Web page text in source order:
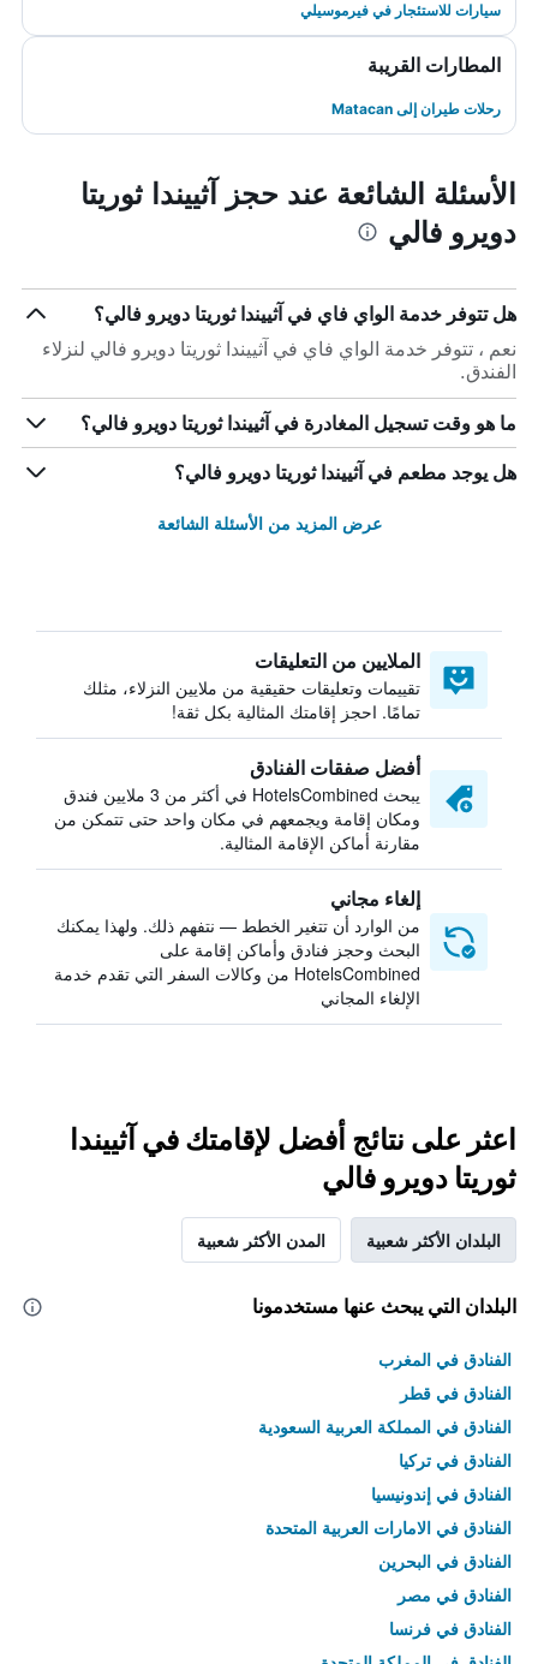
سيارات للاستئجار في فيرموسيلي
المطارات القريبة
رحلات طيران إلى Matacan
الأسئلة الشائعة عند حجز آثييندا ثوريتا
دويرو فالي
هل تتوفر خدمة الواي فاي في آثييندا ثوريتا دويرو فالي؟
نعم ، تتوفر خدمة الواي فاي في آثييندا ثوريتا دويرو فالي لنزلاء
الفندق.
ما هو وقت تسجيل المغادرة في آثييندا ثوريتا دويرو فالي؟
هل يوجد مطعم في آثييندا ثوريتا دويرو فالي؟
عرض المزيد من الأسئلة الشائعة
الملايين من التعليقات
تقييمات وتعليقات حقيقية من ملايين النزلاء، مثلك
تمامًا. احجز إقامتك المثالية بكل ثقة!
أفضل صفقات الفنادق
يبحث HotelsCombined في أكثر من 3 ملايين فندق
ومكان إقامة ويجمعهم في مكان واحد حتى تتمكن من
مقارنة أماكن الإقامة المثالية.
إلغاء مجاني
من الوارد أن تتغير الخطط — نتفهم ذلك. ولهذا يمكنك
البحث وحجز فنادق وأماكن إقامة على
HotelsCombined من وكالات السفر التي تقدم خدمة
الإلغاء المجاني
اعثر على نتائج أفضل لإقامتك في آثييندا
ثوريتا دويرو فالي
البلدان الأكثر شعبية المدن الأكثر شعبية
البلدان التي يبحث عنها مستخدمونا
الفنادق في المغرب
الفنادق في قطر
الفنادق في المملكة العربية السعودية
الفنادق في تركيا
الفنادق في إندونيسيا
الفنادق في الامارات العربية المتحدة
الفنادق في البحرين
الفنادق في مصر
الفنادق في فرنسا